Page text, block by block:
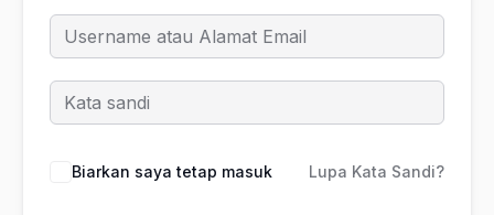
Biarkan saya tetap masuk Lupa Kata Sandi?